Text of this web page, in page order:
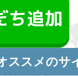
ススメのサ